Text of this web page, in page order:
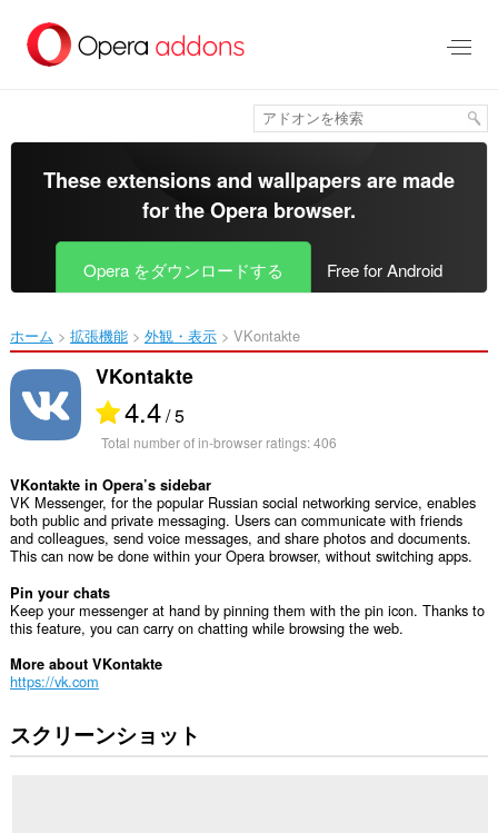
メ
ツ
移
These extensions and wallpapers are made
for theOpera browser.
Opera をダウンロードする Free for Android
ホーム 拡張機能 外観・表示 VKontakte‎
VKontakte
4.4/ 5
Total number of in-browser ratings:406
VKontakte in Opera’s sidebar
VK Messenger, for the popular Russian social networking service, enables
both public and private messaging. Users can communicate with friends
and colleagues, send voice messages, and share photos and documents.
This can now be done within your Opera browser, without switching apps.
Pin your chats
Keep your messenger at hand by pinning them with the pin icon. Thanks to
this feature, you can carry on chatting while browsing the web.
More about VKontakte
https://vk.com
スクリーンショット